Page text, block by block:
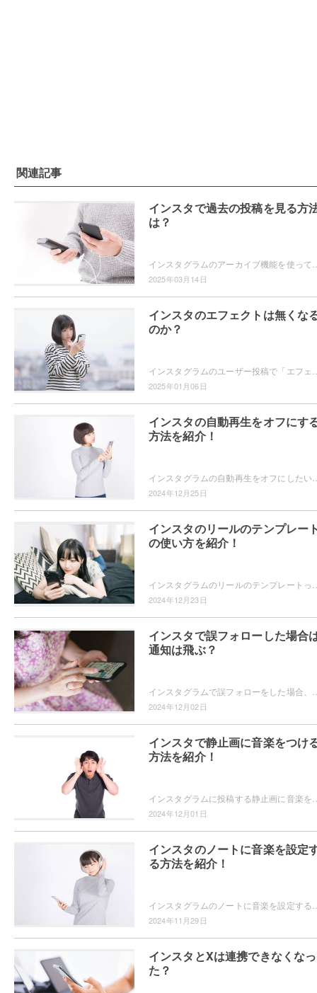
関連記事
インスタで過去の投稿を見る方
は？
2025年03月14日
インスタのエフェクトは無くな
のか？
2025年01月06日
インスタの自動再生をオフにす
方法を紹介！
2024年12月25日
インスタのリールのテンプレー
の使い方を紹介！
2024年12月23日
インスタで誤フォローした場合
通知は飛ぶ？
2024年12月02日
インスタで静止画に音楽をつけ
方法を紹介！
2024年12月01日
インスタのノートに音楽を設定
る方法を紹介！
2024年11月29日
インスタとXは連携できなくなっ
た？